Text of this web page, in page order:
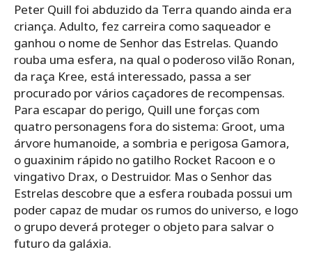
Peter Quill foi abduzido da Terra quando ainda era
criança. Adulto, fez carreira como saqueador e
ganhou o nome de Senhor das Estrelas. Quando
rouba uma esfera, na qual o poderoso vilão Ronan,
da raça Kree, está interessado, passa a ser
procurado por vários caçadores de recompensas.
Para escapar do perigo, Quill une forças com
quatro personagens fora do sistema: Groot, uma
árvore humanoide, a sombria e perigosa Gamora,
o guaxinim rápido no gatilho Rocket Racoon e o
vingativo Drax, o Destruidor. Mas o Senhor das
Estrelas descobre que a esfera roubada possui um
poder capaz de mudar os rumos do universo, e logo
o grupo deverá proteger o objeto para salvar o
futuro da galáxia.